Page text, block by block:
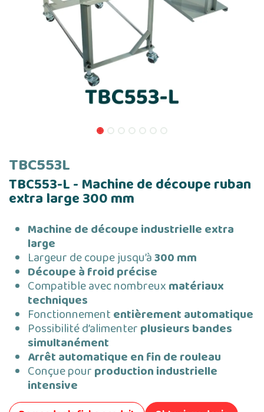
TBC553L
TBC553-L - Machine de découpe ruban
extra large 300 mm
Machine de découpe industrielle extra
large
Largeur de coupe jusqu’à300 mm
Découpe à froid précise
Compatible avec nombreuxmatériaux
techniques
Fonctionnemententièrement automatique
Possibilité d’alimenterplusieurs bandes
simultanément
Arrêt automatique en fin de rouleau
Conçue pourproduction industrielle
intensive